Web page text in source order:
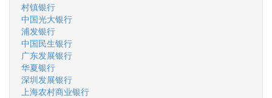
村镇银行
中国光大银行
浦发银行
中国民生银行
广东发展银行
华夏银行
深圳发展银行
上海农村商业银行